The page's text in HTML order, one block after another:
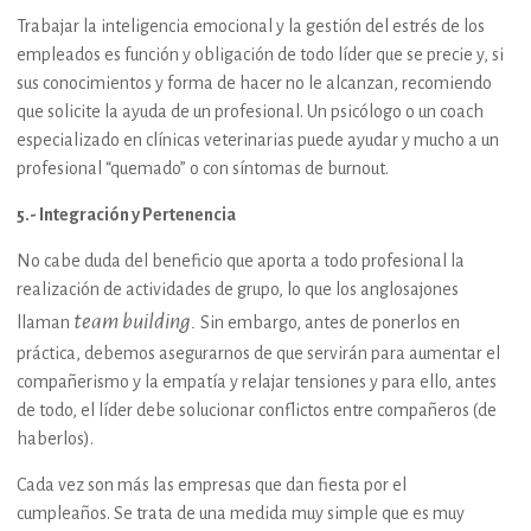
Trabajar la inteligencia emocional y la gestión del estrés de los
empleados es función y obligación de todo líder que se precie y, si
sus conocimientos y forma de hacer no le alcanzan, recomiendo
que solicite la ayuda de un profesional. Un psicólogo o un coach
especializado en clínicas veterinarias puede ayudar y mucho a un
profesional “quemado” o con síntomas de burnout.
5.- Integración y Pertenencia
No cabe duda del beneficio que aporta a todo profesional la
realización de actividades de grupo, lo que los anglosajones
llaman team building.Sin embargo, antes de ponerlos en
práctica, debemos asegurarnos de que servirán para aumentar el
compañerismo y la empatía y relajar tensiones y para ello, antes
de todo, el líder debe solucionar conflictos entre compañeros (de
haberlos).
Cada vez son más las empresas que dan fiesta por el
cumpleaños. Se trata de una medida muy simple que es muy